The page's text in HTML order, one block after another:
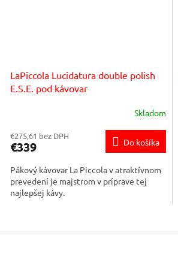
LaPiccola Lucidatura double polish
E.S.E. pod kávovar
Skladom
€275,61 bez DPH
€339 Do košíka
Pákový kávovar La Piccola v atraktívnom
prevedení je majstrom v príprave tej
najlepšej kávy.